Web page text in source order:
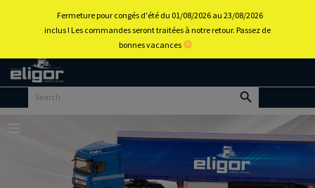
Back to
portal
Fermeture pour congés d'été du 01/08/2026 au 23/08/2026
inclus ! Les commandes seront traitées à notre retour. Passez de
bonnes vacances